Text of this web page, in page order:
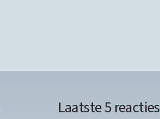
Laatste 5 reacties